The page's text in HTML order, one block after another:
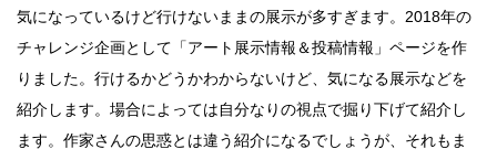
気になっているけど行けないままの展示が多すぎます。2018年の
チャレンジ企画として「アート展示情報＆投稿情報」ページを作
りました。行けるかどうかわからないけど、気になる展示などを
紹介します。場合によっては自分なりの視点で掘り下げて紹介し
ます。作家さんの思惑とは違う紹介になるでしょうが、それもま